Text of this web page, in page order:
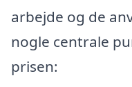
arbejde og de
nogle centrale
prisen: